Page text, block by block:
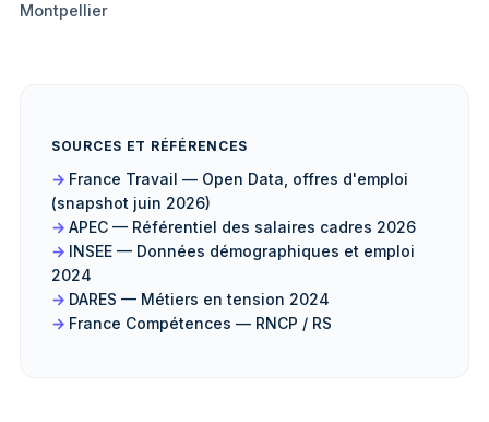
Montpellier
SOURCES ET RÉFÉRENCES
France Travail — Open Data, offres d'emploi
(snapshot juin 2026)
APEC — Référentiel des salaires cadres 2026
INSEE — Données démographiques et emploi
2024
DARES — Métiers en tension 2024
France Compétences — RNCP / RS